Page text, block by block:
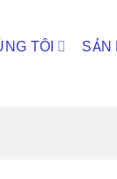
TÔI SẢN